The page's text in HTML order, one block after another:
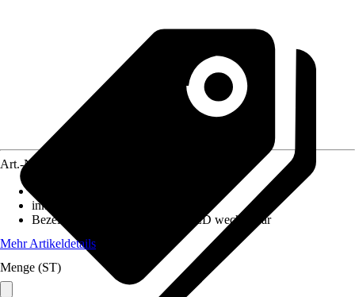
Art.-Nr.
inklusive Leuchtmittel
Bezeichnung Fassung
GU10, LED wechselbar
Mehr Artikeldetails
Menge (ST)